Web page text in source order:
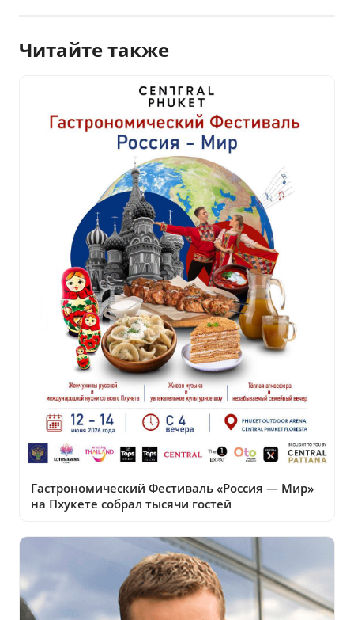
Читайте также
Гастрономический Фестиваль «Россия — Мир»
на Пхукете собрал тысячи гостей